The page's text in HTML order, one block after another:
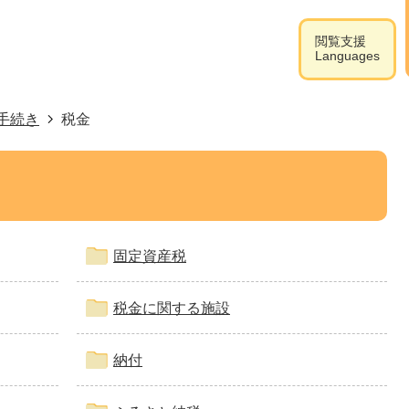
閲覧支援
Languages
続き 税金
固定資産税
税金に関する施設
納付